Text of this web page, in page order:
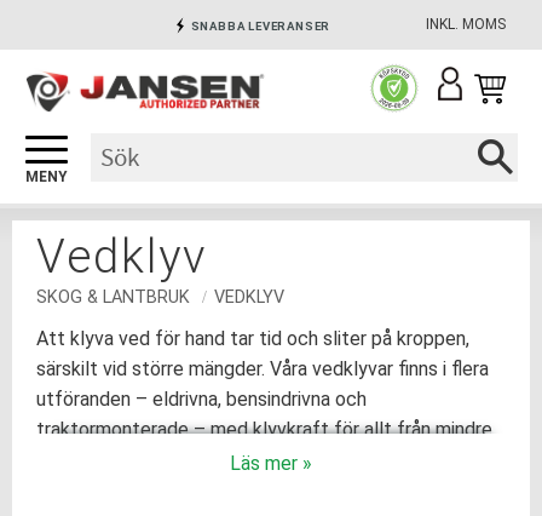
Meny
INKL. MOMS
SNABBA LEVERANSER
SÄKRA BETALNINGAR
Vedklyv
SKOG & LANTBRUK VEDKLYV
Att klyva ved för hand tar tid och sliter på kroppen,
särskilt vid större mängder. Våra vedklyvar finns i flera
utföranden – eldrivna, bensindrivna och
traktormonterade – med klyvkraft för allt från mindre
vedhögar till stora volymer.